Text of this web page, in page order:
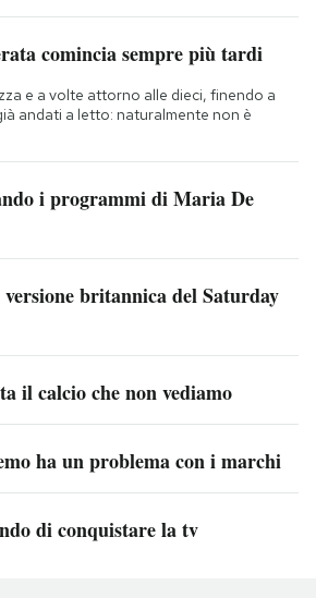
comincia sempre più tardi
e a volte attorno alle dieci, finendo a
andati a letto: naturalmente non è
i programmi di Maria De
versione britannica del Saturday
il calcio che non vediamo
ha un problema con i marchi
di conquistare la tv